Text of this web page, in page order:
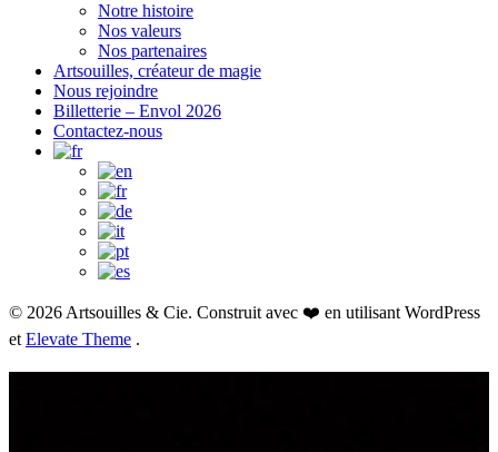
Notre histoire
Nos valeurs
Nos partenaires
Artsouilles, créateur de magie
Nous rejoindre
Billetterie – Envol 2026
Contactez-nous
© 2026 Artsouilles & Cie. Construit avec ❤️ en utilisant WordPress
et Elevate Theme .